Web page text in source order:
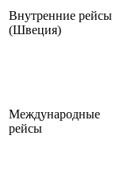
Внутренние рейсы
(Швеция)
Международные
рейсы